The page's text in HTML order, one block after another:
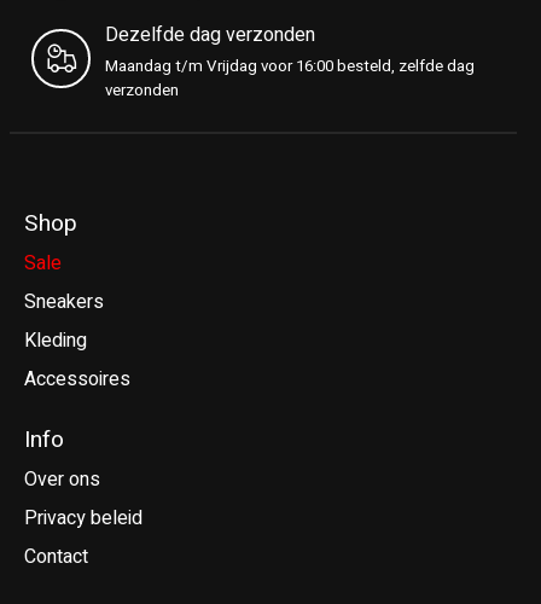
Dezelfde dag verzonden
Maandag t/m Vrijdag voor 16:00 besteld, zelfde dag
verzonden
Shop
Sale
Sneakers
Kleding
Accessoires
Info
Over ons
Privacy beleid
Contact